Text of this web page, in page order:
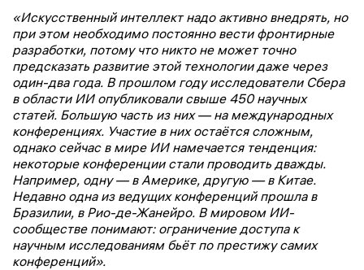
«Искусственный интеллект надо активно внедрять, но
при этом необходимо постоянно вести фронтирные
разработки, потому что никто не может точно
предсказать развитие этой технологии даже через
один-два года. В прошлом году исследователи Сбера
в области ИИ опубликовали свыше 450 научных
статей. Большую часть из них — на международных
конференциях. Участие в них остаётся сложным,
однако сейчас в мире ИИ намечается тенденция:
некоторые конференции стали проводить дважды.
Например, одну — в Америке, другую — в Китае.
Недавно одна из ведущих конференций прошла в
Бразилии, в Рио-де-Жанейро. В мировом ИИ-
сообществе понимают: ограничение доступа к
научным исследованиям бьёт по престижу самих
конференций».